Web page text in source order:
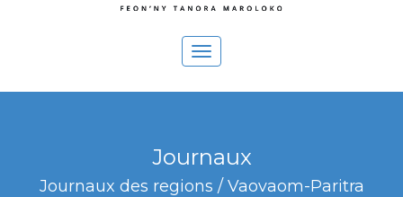
Toggle
navigation
Journaux
Journaux des regions / Vaovaom-Paritra